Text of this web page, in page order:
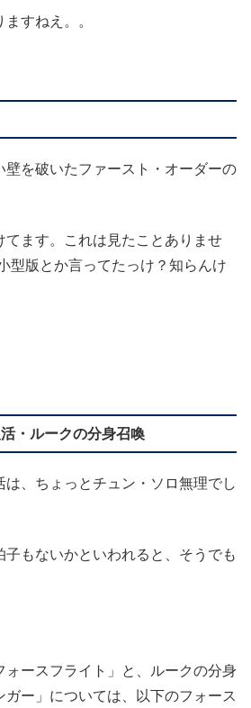
すねえ。。
壁を破いたファースト・オーダーの
てます。これは見たことありませ
型版とか言ってたっけ？知らんけ
・ルークの分身召喚
は、ちょっとチュン・ソロ無理でし
子もないかといわれると、そうでも
ォースフライト」と、ルークの分身
ー」については、以下のフォース